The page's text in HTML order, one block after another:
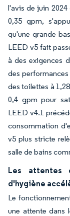
l'avis de juin
0,35 gpm,
qu'une grande
LEED v5 fait
à des exigences
des
des toilettes à
0,4 gpm pour
LEED v4.1
consommation
v5 plus stricte
salle de bains
Les attentes
d'hygiène
Le
une attente dans